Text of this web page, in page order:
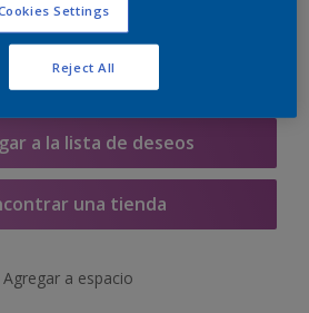
de pintura
Calcular
a la lista de deseos
una tienda
Agregar a espacio
Settings
Reject All